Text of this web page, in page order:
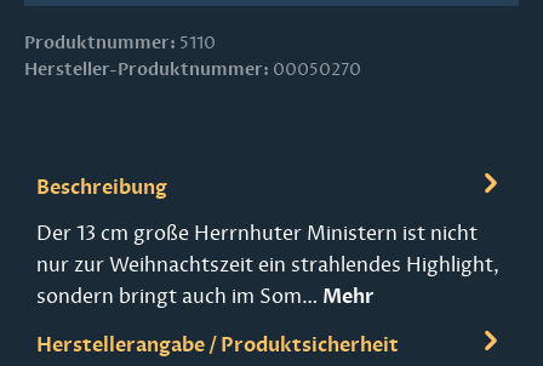
Produktnummer: 5110
Hersteller-Produktnummer: 00050270
Beschreibung
Der 13 cm große Herrnhuter Ministern ist nicht
nur zur Weihnachtszeit ein strahlendes Highlight,
sondern bringt auch im Som… Mehr
Herstellerangabe / Produktsicherheit